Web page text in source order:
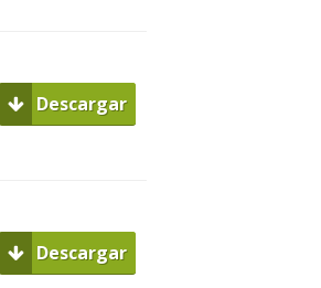
Descargar
Descargar